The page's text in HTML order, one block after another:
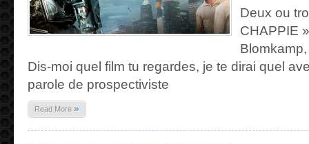
Deux ou
CHAPPIE
Dis-moi quel film tu regardes, je te dirai quel
parole de prospectiviste
Read More »